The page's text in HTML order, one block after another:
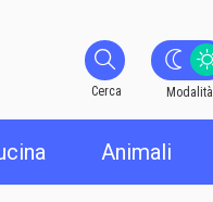
Cerca
Cerca Modalità
Animali